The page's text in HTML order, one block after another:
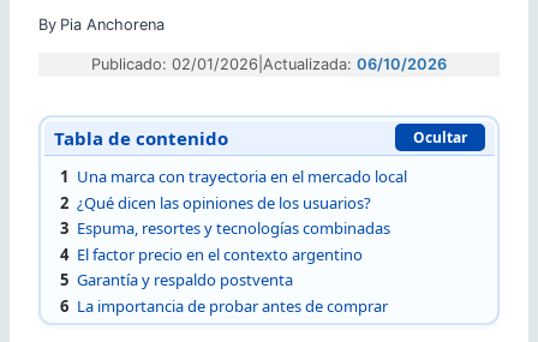
By Pia Anchorena
Publicado: 02/01/2026 Actualizada: 06/10/2026
Tabla de contenido Ocultar
1 Una marca con trayectoria en el mercado local
2 ¿Qué dicen las opiniones de los usuarios?
3 Espuma, resortes y tecnologías combinadas
4 El factor precio en el contexto argentino
5 Garantía y respaldo postventa
6 La importancia de probar antes de comprar